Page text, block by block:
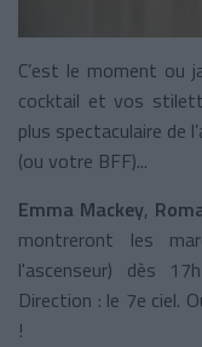
C’est le moment ou
cocktail et vos
plus spectaculaire de
(ou votre BFF)...
Emma Mackey,
montreront les
l'ascenseur) dès
Direction : le 7e ciel.
!